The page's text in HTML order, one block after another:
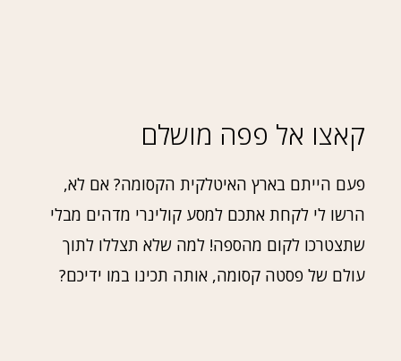
קאצו אל פפה מושלם
פעם הייתם בארץ האיטלקית הקסומה? אם לא,
הרשו לי לקחת אתכם למסע קולינרי מדהים מבלי
שתצטרכו לקום מהספה! למה שלא תצללו לתוך
עולם של פסטה קסומה, אותה תכינו במו ידיכם?